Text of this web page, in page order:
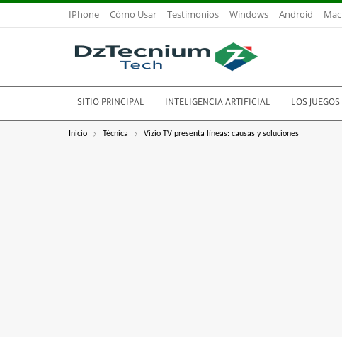
IPhone Cómo Usar Testimonios Windows Android Mac
SITIO PRINCIPAL INTELIGENCIA ARTIFICIAL LOS JUEGOS
Inicio Técnica Vizio TV presenta líneas: causas y soluciones